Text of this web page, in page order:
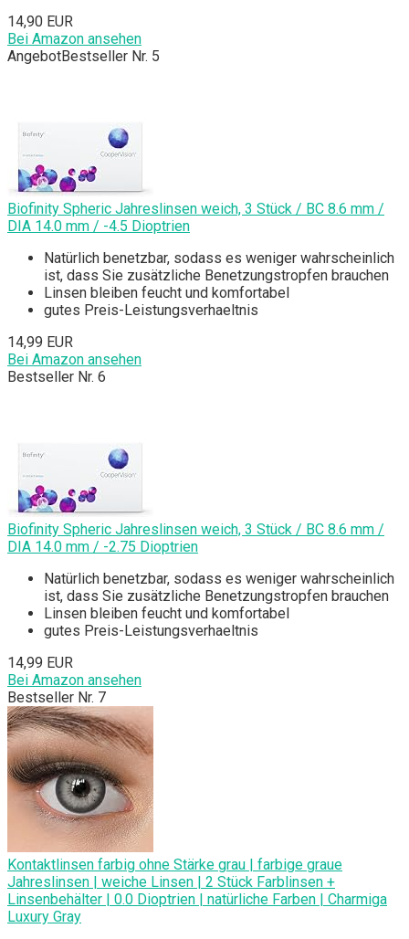
14,90 EUR
Bei Amazon ansehen
AngebotBestseller Nr. 5
Biofinity Spheric Jahreslinsen weich, 3 Stück / BC 8.6 mm /
DIA 14.0 mm / -4.5 Dioptrien
Natürlich benetzbar, sodass es weniger wahrscheinlich
ist, dass Sie zusätzliche Benetzungstropfen brauchen
Linsen bleiben feucht und komfortabel
gutes Preis-Leistungsverhaeltnis
14,99 EUR
Bei Amazon ansehen
Bestseller Nr. 6
Biofinity Spheric Jahreslinsen weich, 3 Stück / BC 8.6 mm /
DIA 14.0 mm / -2.75 Dioptrien
Natürlich benetzbar, sodass es weniger wahrscheinlich
ist, dass Sie zusätzliche Benetzungstropfen brauchen
Linsen bleiben feucht und komfortabel
gutes Preis-Leistungsverhaeltnis
14,99 EUR
Bei Amazon ansehen
Bestseller Nr. 7
Kontaktlinsen farbig ohne Stärke grau | farbige graue
Jahreslinsen | weiche Linsen | 2 Stück Farblinsen +
Linsenbehälter | 0.0 Dioptrien | natürliche Farben | Charmiga
Luxury Gray